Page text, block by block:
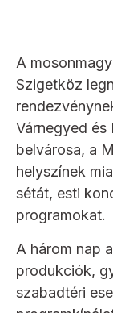
A
Szigetköz
Várnegyed és
belvárosa, a
helyszínek
sétát, esti
programokat.
A három nap
produkciók,
szabadtéri